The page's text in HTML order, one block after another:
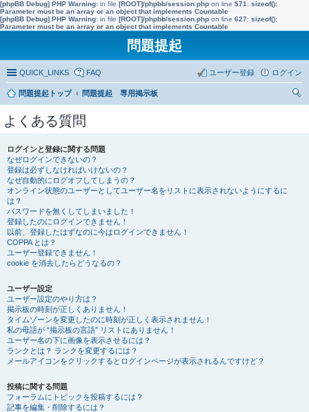
[phpBB Debug] PHP Warning: in file [ROOT]/phpbb/session.php on line 571 : sizeof():
Parameter must be an array or an object that implements Countable
[phpBB Debug] PHP Warning: in file [ROOT]/phpbb/session.php on line 627: sizeof():
Parameter must be an array or an object that implements Countable
問題提起
QUICK_LINKS FAQ ログイン
ユーザー登録
問題提起トップ
問題提起 専用掲示板
よくある質問
ログインと登録に関する問題
なぜログインできないの？
登録は必ずしなければいけないの？
なぜ自動的にログオフしてしまうの？
オンライン状態のユーザーとしてユーザー名をリストに表示されないようにするに
は？
パスワードを無くしてしまいました！
登録したのにログインできません！
以前、登録したはずなのに今はログインできません！
COPPA とは？
ユーザー登録できません！
cookie を消去したらどうなるの？
ユーザー設定
ユーザー設定のやり方は？
掲示板の時刻が正しくありません！
タイムゾーンを変更したのに時刻が正しく表示されません！
私の母語が “掲示板の言語” リストにありません！
ユーザー名の下に画像を表示させるには？
ランクとは？ ランクを変更するには？
メールアイコンをクリックするとログインページが表示されるんですけど？
投稿に関する問題
フォーラムにトピックを投稿するには？
記事を編集・削除するには？